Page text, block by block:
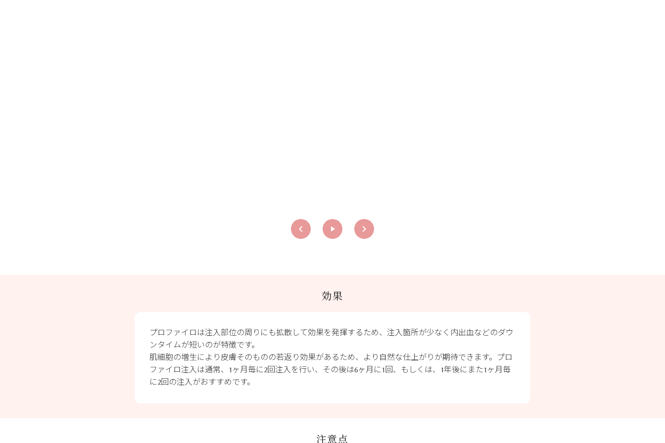
keyboard_arrow_left play_arrow keyboard_arrow_right
効果
プロファイロは注入部位の周りにも拡散して効果を発揮するため、注入箇所が少なく内出血などのダウ
ンタイムが短いのが特徴です。
肌細胞の増生により皮膚そのものの若返り効果があるため、より自然な仕上がりが期待できます。プロ
ファイロ注入は通常、1ヶ月毎に2回注入を行い、その後は6ヶ月に1回、もしくは、1年後にまた1ヶ月毎
に2回の注入がおすすめです。
注意点